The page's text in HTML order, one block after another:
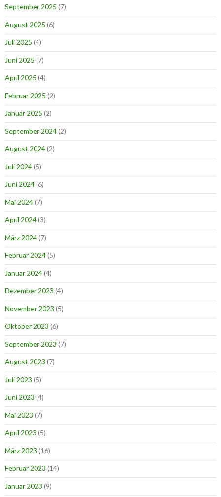
September 2025 (7)
August 2025 (6)
Juli 2025 (4)
Juni 2025 (7)
April 2025 (4)
Februar 2025 (2)
Januar 2025 (2)
September 2024(2)
August 2024(2)
Juli 2024(5)
Juni 2024(6)
Mai 2024(7)
April 2024(3)
März 2024(7)
Februar 2024(5)
Januar 2024(4)
Dezember 2023 (4)
November 2023 (5)
Oktober 2023 (6)
September 2023 (7)
August 2023 (7)
Juli 2023 (5)
Juni 2023 (4)
Mai 2023 (7)
April 2023 (5)
März 2023 (16)
Februar 2023 (14)
Januar 2023 (9)